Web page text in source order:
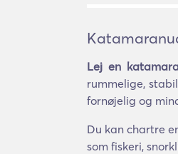
Lej en
rummelige,
fornøjelig og
Du kan chartre
som fiskeri,